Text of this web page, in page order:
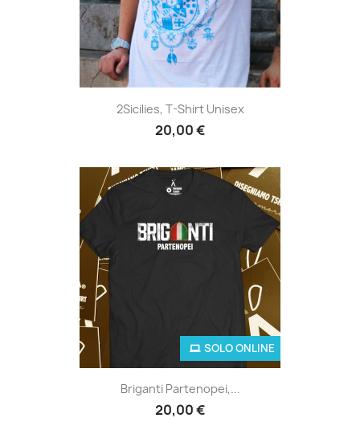
2Sicilies, T-Shirt Unisex
20,00 €
Briganti Partenopei,...
20,00 €
SOLO ONLINE